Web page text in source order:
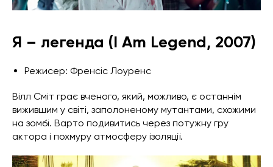
Я – легенда (I Am Legend, 2007)
Режисер: Френсіс Лоуренс
Вілл Сміт грає вченого, який, можливо, є останнім
вижившим у світі, заполоненому мутантами, схожими
на зомбі. Варто подивитись через потужну гру
актора і похмуру атмосферу ізоляції.